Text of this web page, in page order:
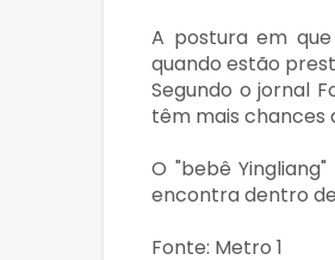
A postura em
quando estão
Segundo o jornal
têm mais chances
O "bebê
encontra dentro
Fonte: Metro 1